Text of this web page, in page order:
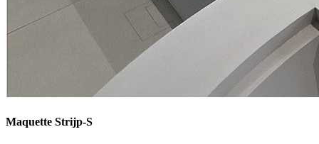
Maquette Strijp-S